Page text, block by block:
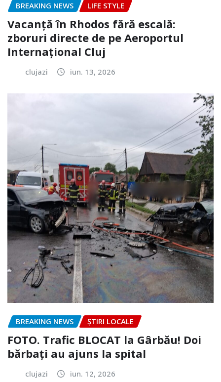
BREAKING NEWS LIFE STYLE
Vacanță în Rhodos fără escală:
zboruri directe de pe Aeroportul
Internațional Cluj
clujazi iun. 13, 2026
BREAKING NEWS ȘTIRI LOCALE
FOTO. Trafic BLOCAT la Gârbău! Doi
bărbați au ajuns la spital
clujazi iun. 12, 2026